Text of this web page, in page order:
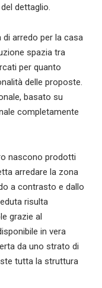
dettaglio.
arredo per la casa
spazia tra
per quanto
delle proposte.
basato su
completamente
nascono prodotti
arredare la zona
a contrasto e dallo
risulta
grazie al
in vera
da uno strato di
tutta la struttura